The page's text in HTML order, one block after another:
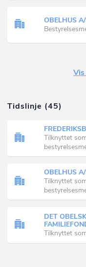
OBELHUS
Tidslinje (45)
Tilknyttet
OBELHUS
Tilknyttet
DET
Tilknyttet